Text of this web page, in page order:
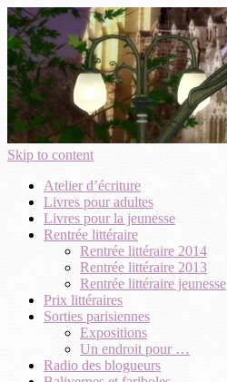
Skip to content
Atelier d’écriture
Livres pour adultes
Livres pour la jeunesse
Rentrée littéraire
Rentrée littéraire 2014
Rentrée littéraire 2013
Rentrée littéraire jeunesse
Prix littéraires
Sorties parisiennes
Expositions
Un endroit pour …
Radio des blogueurs